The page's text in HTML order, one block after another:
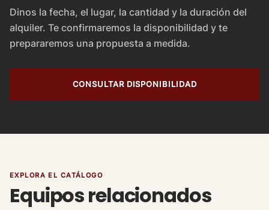
Dinos la fecha, el lugar, la cantidad y la duración del
alquiler. Te confirmaremos la disponibilidad y te
prepararemos una propuesta a medida.
CONSULTAR DISPONIBILIDAD
EXPLORA EL CATÁLOGO
Equipos relacionados